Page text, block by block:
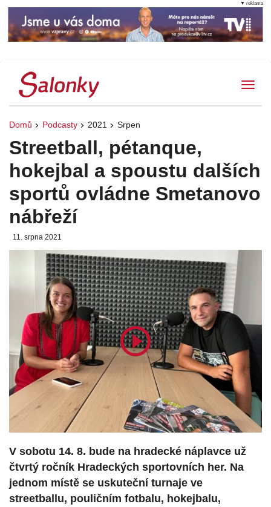
Domů Podcasty 2021 Srpen
Streetball, pétanque,
hokejbal a spoustu dalších
sportů ovládne Smetanovo
nábřeží
11. srpna 2021
V sobotu 14. 8. bude na hradecké náplavce už
čtvrtý ročník Hradeckých sportovních her. Na
jednom místě se uskuteční turnaje ve
streetballu, pouličním fotbalu, hokejbalu,
▼ reklama